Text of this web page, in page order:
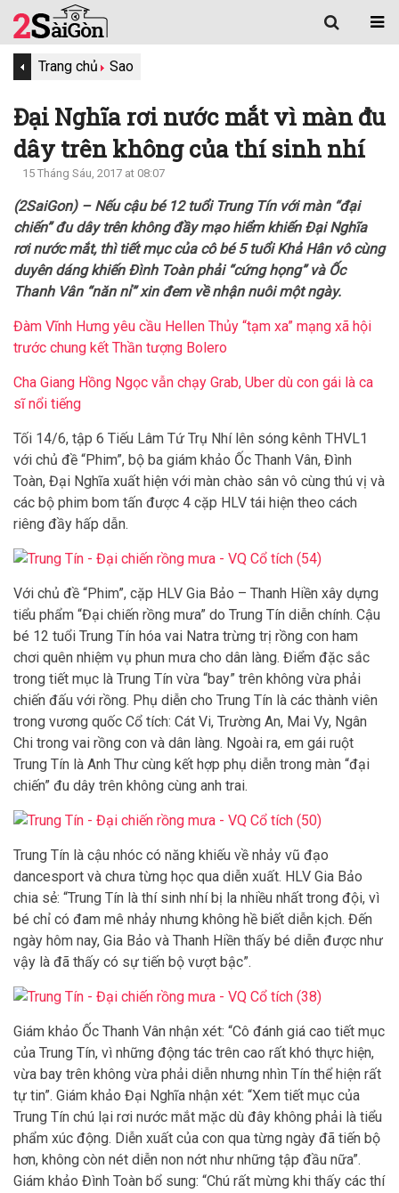
Trang chủ Sao
Đại Nghĩa rơi nước mắt vì màn đu
dây trên không của thí sinh nhí
15 Tháng Sáu, 2017 at 08:07
(2SaiGon) – Nếu cậu bé 12 tuổi Trung Tín với màn “đại
chiến” đu dây trên không đầy mạo hiểm khiến Đại Nghĩa
rơi nước mắt, thì tiết mục của cô bé 5 tuổi Khả Hân vô cùng
duyên dáng khiến Đình Toàn phải “cứng họng” và Ốc
Thanh Vân “năn nỉ” xin đem về nhận nuôi một ngày.
Đàm Vĩnh Hưng yêu cầu Hellen Thủy “tạm xa” mạng xã hội
trước chung kết Thần tượng Bolero
Cha Giang Hồng Ngọc vẫn chạy Grab, Uber dù con gái là ca
sĩ nổi tiếng
Tối 14/6, tập 6 Tiếu Lâm Tứ Trụ Nhí lên sóng kênh THVL1
với chủ đề “Phim”, bộ ba giám khảo Ốc Thanh Vân, Đình
Toàn, Đại Nghĩa xuất hiện với màn chào sân vô cùng thú vị và
các bộ phim bom tấn được 4 cặp HLV tái hiện theo cách
riêng đầy hấp dẫn.
Với chủ đề “Phim”, cặp HLV Gia Bảo – Thanh Hiền xây dựng
tiểu phẩm “Đại chiến rồng mưa” do Trung Tín diễn chính. Cậu
bé 12 tuổi Trung Tín hóa vai Natra trừng trị rồng con ham
chơi quên nhiệm vụ phun mưa cho dân làng. Điểm đặc sắc
trong tiết mục là Trung Tín vừa “bay” trên không vừa phải
chiến đấu với rồng. Phụ diễn cho Trung Tín là các thành viên
trong vương quốc Cổ tích: Cát Vi, Trường An, Mai Vy, Ngân
Chi trong vai rồng con và dân làng. Ngoài ra, em gái ruột
Trung Tín là Anh Thư cùng kết hợp phụ diễn trong màn “đại
chiến” đu dây trên không cùng anh trai.
Trung Tín là cậu nhóc có năng khiếu về nhảy vũ đạo
dancesport và chưa từng học qua diễn xuất. HLV Gia Bảo
chia sẻ: “Trung Tín là thí sinh nhí bị la nhiều nhất trong đội, vì
bé chỉ có đam mê nhảy nhưng không hề biết diễn kịch. Đến
ngày hôm nay, Gia Bảo và Thanh Hiền thấy bé diễn được như
vậy là đã thấy có sự tiến bộ vượt bậc”.
Giám khảo Ốc Thanh Vân nhận xét: “Cô đánh giá cao tiết mục
của Trung Tín, vì những động tác trên cao rất khó thực hiện,
vừa bay trên không vừa phải diễn nhưng nhìn Tín thể hiện rất
tự tin”. Giám khảo Đại Nghĩa nhận xét: “Xem tiết mục của
Trung Tín chú lại rơi nước mắt mặc dù đây không phải là tiểu
phẩm xúc động. Diễn xuất của con qua từng ngày đã tiến bộ
hơn, không còn nét diễn non nớt như những tập đầu nữa”.
Giám khảo Đình Toàn bổ sung: “Chú rất mừng khi thấy các thí